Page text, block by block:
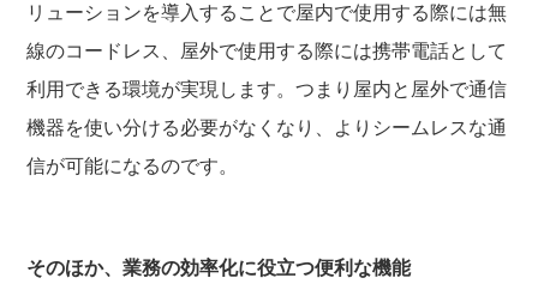
リューションを導入することで屋内で使用する際には無
線のコードレス、屋外で使用する際には携帯電話として
利用できる環境が実現します。つまり屋内と屋外で通信
機器を使い分ける必要がなくなり、よりシームレスな通
信が可能になるのです。
そのほか、業務の効率化に役立つ便利な機能